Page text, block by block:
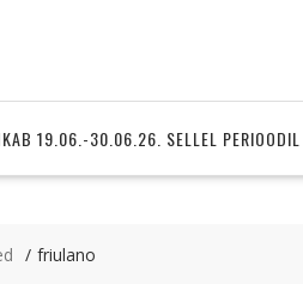
19.06.-30.06.26. SELLEL PERIOODIL
friulano